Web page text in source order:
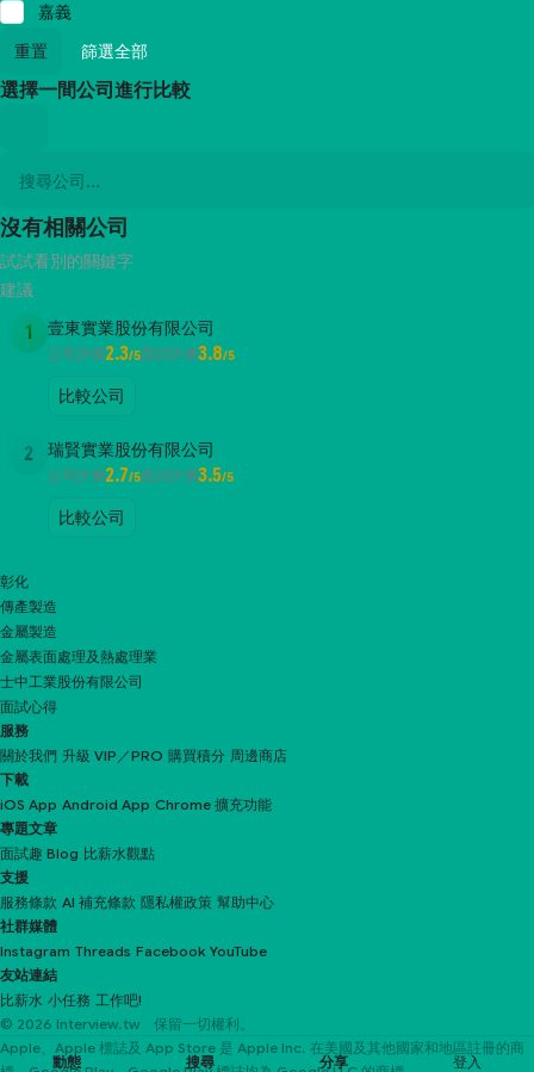
動態 搜尋 分享 登入
嘉義
重置
篩選全部
選擇一間公司進行比較
沒有相關公司
試試看別的關鍵字
建議
1 壹東實業股份有限公司
公司評價2.3/5面試評價3.8/5
比較公司
2 瑞賢實業股份有限公司
公司評價2.7/5面試評價3.5/5
比較公司
彰化
傳產製造
金屬製造
金屬表面處理及熱處理業
士中工業股份有限公司
面試心得
服務
關於我們 升級 VIP／PRO 購買積分 周邊商店
下載
iOS App Android App Chrome 擴充功能
專題文章
面試趣 Blog 比薪水觀點
支援
服務條款 AI 補充條款 隱私權政策 幫助中心
社群媒體
Instagram Threads Facebook YouTube
友站連結
比薪水 小任務 工作吧!
© 2026 Interview.tw 保留一切權利。
Apple、Apple 標誌及 App Store 是 Apple Inc. 在美國及其他國家和地區註冊的商